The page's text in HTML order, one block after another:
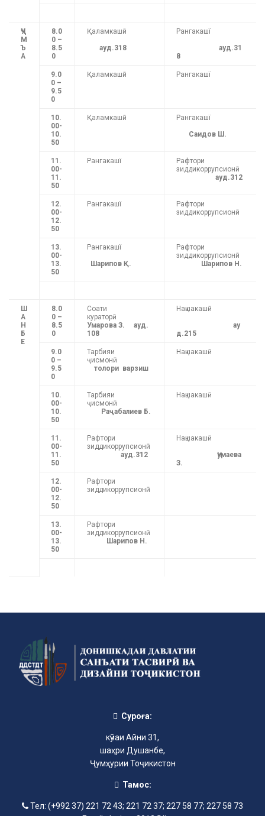
ҶУ
М
Ъ
А
8.0
0 –
8.5
0
Қаламкашӣ
ауд.318
Рангакашї
ауд.31
8
9.0
0 –
9.5
0
Қаламкашӣ Рангакашї
10.
00-
10.
50
Қаламкашӣ
Рангакашї
Саидов Ш.
11.
00-
11.
50
Рангакашї
Рафтори
зиддикоррупсионӣ
ауд.312
12.
00-
12.
50
Рангакашї
Рафтори
зиддикоррупсионӣ
13.
00-
13.
50
Рангакашї
Шарипов Қ.
Рафтори
зиддикоррупсионӣ
Шарипов Н.
Ш
А
Н
Б
Е
8.0
0 –
8.5
0
Соати
кураторӣ
Умарова З.
ауд.
108
Нақшакашӣ
ау
д.215
9.0
0 –
9.5
0
Тарбияи
ҷисмонӣ
толори варзиш
Нақшакашӣ
10.
00-
10.
50
Тарбияи
ҷисмонӣ
Раҷабалиев Б.
Нақшакашӣ
11.
00-
11.
50
Рафтори
зиддикоррупсионӣ
ауд.312
Нақшакашӣ
Ҷумаева
З.
12.
00-
12.
50
Рафтори
зиддикоррупсионӣ
13.
00-
13.
50
Рафтори
зиддикоррупсионӣ
Шарипов Н.
Суроға:
кӯчаи Айни 31,
шаҳри Душанбе,
Ҷумҳурии Тоҷикистон
Тамос:
Тел: (+992 37) 221 72 43; 221 72 37; 227 58 77; 227 58 73